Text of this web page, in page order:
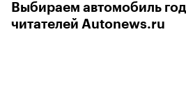
Выбираем автомобиль
читателей Autonews.ru